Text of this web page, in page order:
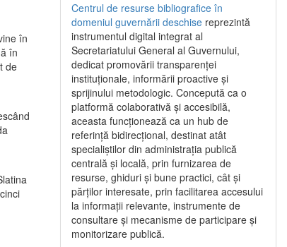
în
în
de
Centrul de resurse bibliografice în
domeniul guvernării deschise reprezintă
instrumentul digital integrat al
Secretariatului General al Guvernului,
dedicat promovării transparenței
instituționale, informării proactive și
sprijinului metodologic. Concepută ca o
platformă colaborativă și accesibilă,
aceasta funcționează ca un hub de
referință bidirecțional, destinat atât
specialiștilor din administrația publică
centrală și locală, prin furnizarea de
resurse, ghiduri și bune practici, cât și
părților interesate, prin facilitarea accesului
la informații relevante, instrumente de
consultare și mecanisme de participare și
monitorizare publică.